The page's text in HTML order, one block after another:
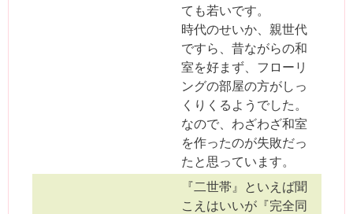
ても若いです。
時代のせいか、親世代
ですら、昔ながらの和
室を好まず、フローリ
ングの部屋の方がしっ
くりくるようでした。
なので、わざわざ和室
を作ったのが失敗だっ
たと思っています。
『二世帯』といえば聞
こえはいいが『完全同